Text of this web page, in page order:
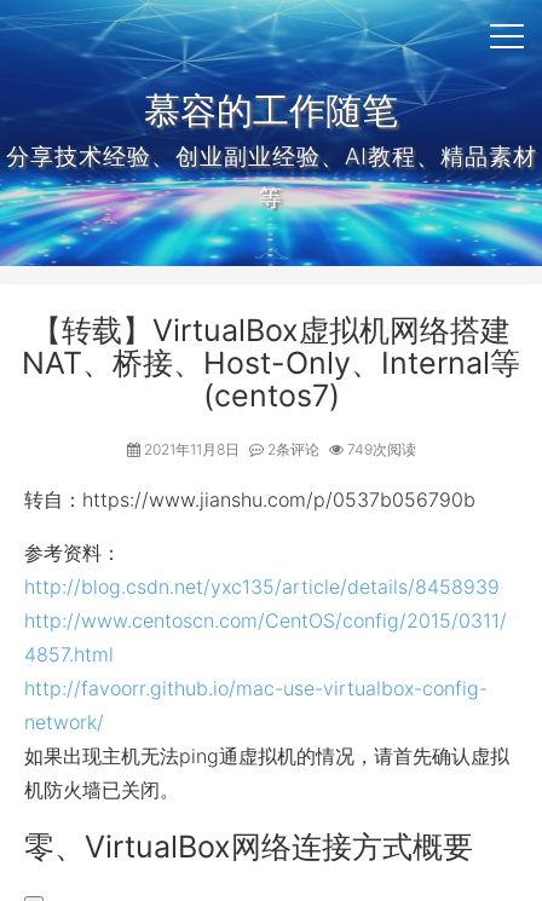
慕容的工作随笔
分享技术经验、创业副业经验、AI教程、精品素材
等
【转载】VirtualBox虚拟机网络搭建
NAT、桥接、Host-Only、Internal等
(centos7)
2021年11月8日 2条评论 749次阅读
转自：https://www.jianshu.com/p/0537b056790b
参考资料：
http://blog.csdn.net/yxc135/article/details/8458939
http://www.centoscn.com/CentOS/config/2015/0311/
4857.html
http://favoorr.github.io/mac-use-virtualbox-config-
network/
如果出现主机无法ping通虚拟机的情况，请首先确认虚拟
机防火墙已关闭。
零、VirtualBox网络连接方式概要